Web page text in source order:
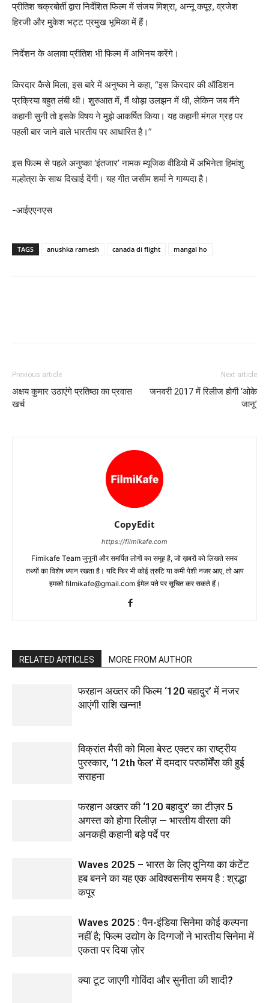
प्रीतिश चक्रबोर्ती द्वारा निर्देशित फिल्म में संजय मिश्रा, अन्नू कपूर, व्रजेश
हिरजी और मुकेश भट्ट प्रमुख भूमिका में हैं।
निर्देशन के अलावा प्रीतिश भी फिल्म में अभिनय करेंगे।
किरदार कैसे मिला, इस बारे में अनुष्का ने कहा, “इस किरदार की ऑडिशन
प्रक्रिया बहुत लंबी थी। शुरुआत में, मैं थोड़ा उलझन में थी, लेकिन जब मैंने
कहानी सुनी तो इसके विषय ने मुझे आकर्षित किया। यह कहानी मंगल ग्रह पर
पहली बार जाने वाले भारतीय पर आधारित है।”
इस फिल्म से पहले अनुष्का ‘इंतजार’ नामक म्यूजिक वीडियो में अभिनेता हिमांशु
मल्होत्रा के साथ दिखाई देंगी। यह गीत जसीम शर्मा ने गाय्पदा है।
-आईएएनएस
TAGS anushka ramesh canada di flight mangal ho
Previous article
अक्षय कुमार उठाएंगे प्रतिष्‍ठा का प्रवास
खर्च
Next article
जनवरी 2017 में रिलीज होगी ‘ओके
जानू’
CopyEdit
https://filmikafe.com
Fimikafe Team जुनूनी और समर्पित लोगों का समूह है, जो ख़बरों को लिखते समय
तथ्‍यों का विशेष ध्‍यान रखता है। यदि फिर भी कोई त्रुटि या कमी पेशी नजर आए, तो आप
हमको filmikafe@gmail.com ईमेल पते पर सूचित कर सकते हैं।
RELATED ARTICLES MORE FROM AUTHOR
फरहान अख्तर की फिल्म ‘120 बहादुर’ में नजर
आएंगी राशि खन्ना!
विक्रांत मैसी को मिला बेस्ट एक्टर का राष्ट्रीय
पुरस्कार, ‘12th फेल’ में दमदार परफॉर्मेंस की हुई
सराहना
फरहान अख्तर की ‘120 बहादुर’ का टीज़र 5
अगस्त को होगा रिलीज़ — भारतीय वीरता की
अनकही कहानी बड़े पर्दे पर
Waves 2025 – भारत के लिए दुनिया का कंटेंट
हब बनने का यह एक अविश्वसनीय समय है : श्रद्धा
कपूर
Waves 2025 : पैन-इंडिया सिनेमा कोई कल्पना
नहीं है; फिल्म उद्योग के दिग्गजों ने भारतीय सिनेमा में
एकता पर दिया ज़ोर
क्या टूट जाएगी गोविंदा और सुनीता की शादी?